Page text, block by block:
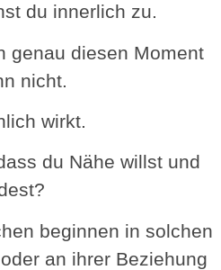
du innerlich zu.
genau diesen Moment
nicht.
wirkt.
du Nähe willst und
beginnen in solchen
an ihrer Beziehung